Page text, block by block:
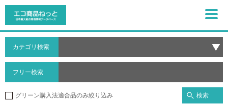
カテゴリ検索
フリー検索
グリーン購入法適合品のみ絞り込み 検索